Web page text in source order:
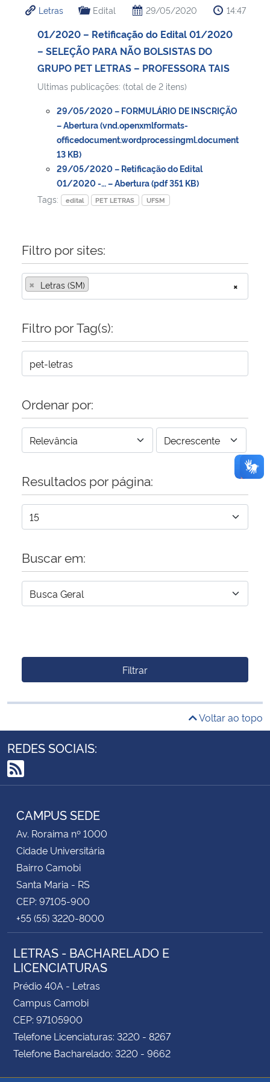
Ministério da Cidadania
Ministério de Minas e Energia
Ministério da Ciência, Tecnologia, Inovações e Comunicações
Ministério do Meio Ambiente
Ministério do Turismo
Ministério do Desenvolvimento Regional
Ministério da Mulher, da Família e dos Direitos Humanos
Secretaria-Geral
Secretaria de Governo
Gabinete de Segurança Institucional
Banco Central do Brasil
Letras Edital 29/05/2020 14:47
01/2020 – Retificação do Edital 01/2020
– SELEÇÃO PARA NÃO BOLSISTAS DO
GRUPO PET LETRAS – PROFESSORA TAIS
Ultimas publicações: (total de 2 itens)
29/05/2020 – FORMULÁRIO DE INSCRIÇÃO
– Abertura (vnd.openxmlformats-
officedocument.wordprocessingml.document
13 KB)
29/05/2020 – Retificação do Edital
01/2020 -… – Abertura (pdf 351 KB)
Tags:
edital PET LETRAS UFSM
Filtro por sites:
×
× Letras (SM)
Filtro por Tag(s):
Ordenar por:
Resultados por página:
Buscar em:
Filtrar
Voltar ao topo
REDES SOCIAIS:
RSS
CAMPUS SEDE
Av. Roraima nº 1000
Cidade Universitária
Bairro Camobi
Santa Maria - RS
CEP: 97105-900
+55 (55) 3220-8000
LETRAS - BACHARELADO E
LICENCIATURAS
Prédio 40A - Letras
Campus Camobi
CEP: 97105900
Telefone Licenciaturas: 3220 - 8267
Telefone Bacharelado: 3220 - 9662